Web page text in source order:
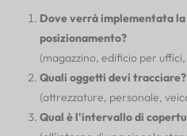
Dove verrà implementata la
posizionamento?
(magazzino, edificio per
Quali oggetti devi tracciare?
(attrezzature, personale,
Qual è l'intervallo di